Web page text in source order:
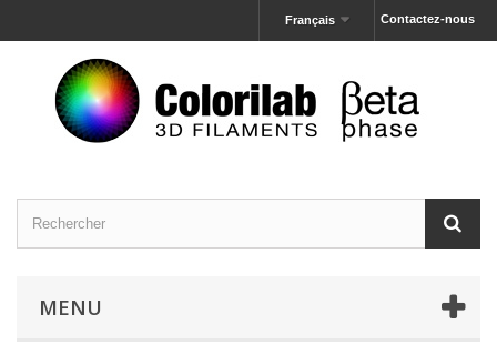
Contactez-nous
Français
MENU